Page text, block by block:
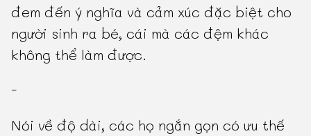
đem đến ý nghĩa và cảm xúc đặc biệt cho
người sinh ra bé, cái mà các đệm khác
không thể làm được.
-
Nói về độ dài, các họ ngắn gọn có ưu thế